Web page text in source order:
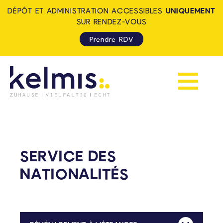
Afficher la
DÉPÔT ET ADMINISTRATION ACCESSIBLES UNIQUEMENT
SUR RENDEZ-VOUS
Prendre RDV
SERVICE DES
NATIONALITÉS